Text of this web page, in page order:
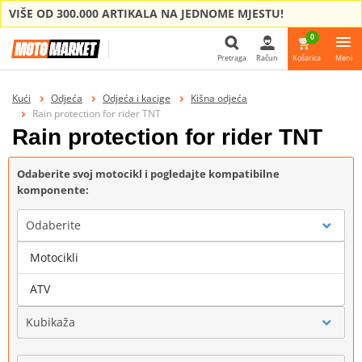
VIŠE OD 300.000 ARTIKALA NA JEDNOME MJESTU!
Pretraga Račun
0
Košarica Meni
Kući Odjeća Odjeća i kacige
Kišna odjeća
Rain protection for rider TNT
Rain protection for rider TNT
Odaberite svoj motocikl i pogledajte kompatibilne
komponente:
Odaberite
Marka
Kubikaža
Motocikli
ATV